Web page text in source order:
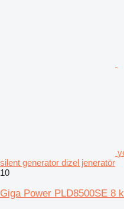
silent generator dizel jeneratör
10
Giga Power PLD8500SE 8